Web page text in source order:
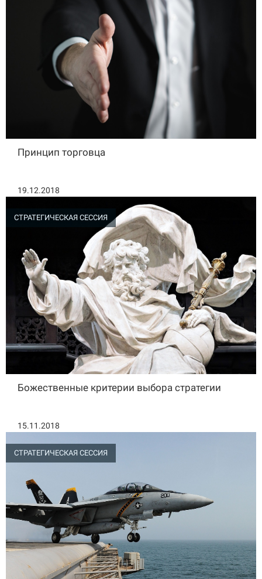
Принцип торговца
19.12.2018
СТРАТЕГИЧЕСКАЯ СЕССИЯ
Божественные критерии выбора стратегии
15.11.2018
СТРАТЕГИЧЕСКАЯ СЕССИЯ